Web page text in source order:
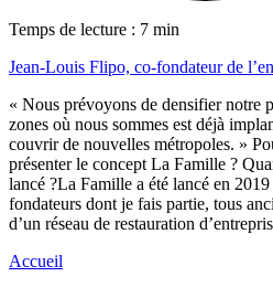
Temps de lecture : 7 min
Jean-Louis Flipo, co-fondateur de
« Nous prévoyons de densifier notre
zones où nous sommes est déjà
couvrir de nouvelles métropoles. »
présenter le concept La Famille ?
lancé ?La Famille a été lancé en
fondateurs dont je fais partie, tous
d’un réseau de restauration
Accueil